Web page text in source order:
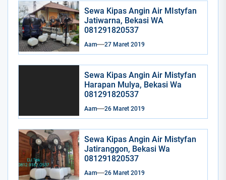
Sewa Kipas Angin Air MIstyfan
Jatiwarna, Bekasi WA
081291820537
Aam 27 Maret 2019
Sewa Kipas Angin Air Mistyfan
Harapan Mulya, Bekasi Wa
081291820537
Aam 26 Maret 2019
Sewa Kipas Angin Air Mistyfan
Jatiranggon, Bekasi Wa
081291820537
Aam 26 Maret 2019